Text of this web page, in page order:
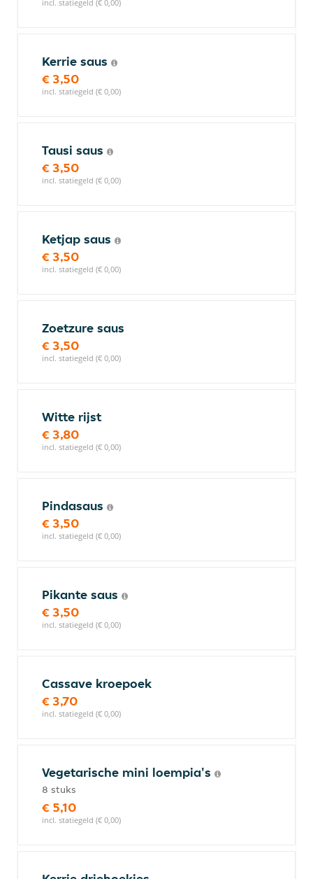
incl. statiegeld (€ 0,00)
Kerrie saus
€ 3,50
incl. statiegeld (€ 0,00)
Tausi saus
€ 3,50
incl. statiegeld (€ 0,00)
Ketjap saus
€ 3,50
incl. statiegeld (€ 0,00)
Zoetzure saus
€ 3,50
incl. statiegeld (€ 0,00)
Witte rijst
€ 3,80
incl. statiegeld (€ 0,00)
Pindasaus
€ 3,50
incl. statiegeld (€ 0,00)
Pikante saus
€ 3,50
incl. statiegeld (€ 0,00)
Cassave kroepoek
€ 3,70
incl. statiegeld (€ 0,00)
Vegetarische mini loempia's
8 stuks
€ 5,10
incl. statiegeld (€ 0,00)